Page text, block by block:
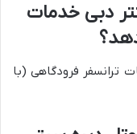
دبی خدمات
ترانسفر فرودگاهی (با